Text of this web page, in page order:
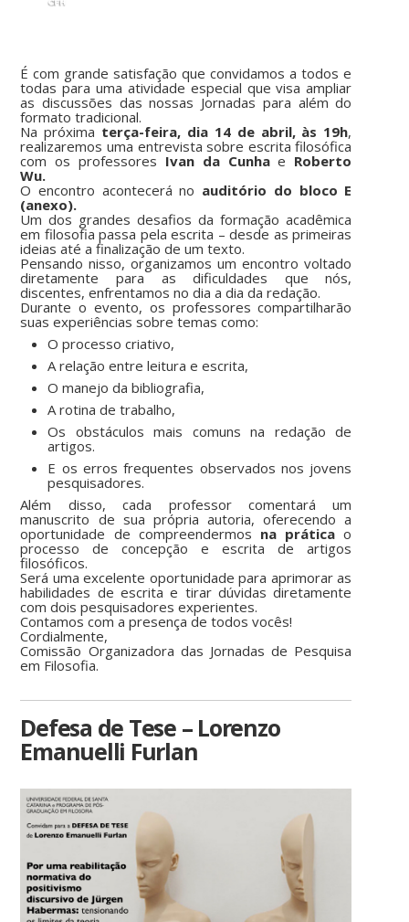
É com grande satisfação que convidamos a todos e
todas para uma atividade especial que visa ampliar
as discussões das nossas Jornadas para além do
formato tradicional.
Na próxima terça-feira, dia 14 de abril, às 19h,
realizaremos uma entrevista sobre escrita filosófica
com os professores Ivan da Cunhae Roberto
Wu.
O encontro acontecerá no auditório do bloco E
(anexo).
Um dos grandes desafios da formação acadêmica
em filosofia passa pela escrita – desde as primeiras
ideias até a finalização de um texto.
Pensando nisso, organizamos um encontro voltado
diretamente para as dificuldades que nós,
discentes, enfrentamos no dia a dia da redação.
Durante o evento, os professores compartilharão
suas experiências sobre temas como:
O processo criativo,
A relação entre leitura e escrita,
O manejo da bibliografia,
A rotina de trabalho,
Os obstáculos mais comuns na redação de
artigos.
E os erros frequentes observados nos jovens
pesquisadores.
Além disso, cada professor comentará um
manuscrito de sua própria autoria, oferecendo a
oportunidade de compreendermos na prática o
processo de concepção e escrita de artigos
filosóficos.
Será uma excelente oportunidade para aprimorar as
habilidades de escrita e tirar dúvidas diretamente
com dois pesquisadores experientes.
Contamos com a presença de todos vocês!
Cordialmente,
Comissão Organizadora das Jornadas de Pesquisa
em Filosofia.
Defesa de Tese – Lorenzo
Emanuelli Furlan